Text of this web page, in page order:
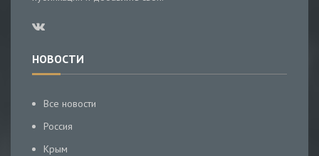
НОВОСТИ
Все новости
Россия
Крым